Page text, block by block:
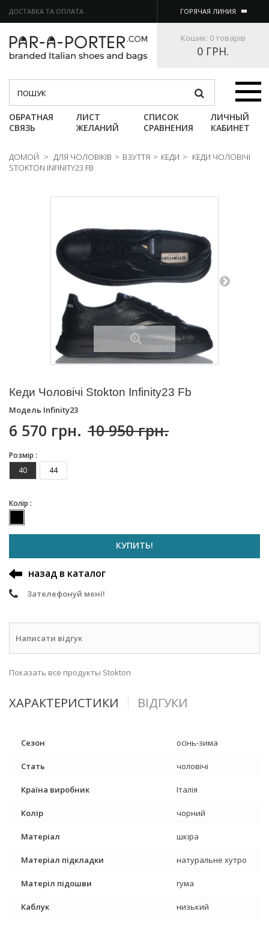
ДОСТАВКА ТА ОПЛАТА ГОРЯЧАЯ ЛИНИЯ
Кошик: 0 товарів
0 ГРН.
Категории
ОБРАТНАЯ
СВЯЗЬ
ЛИСТ
ЖЕЛАНИЙ
СПИСОК
СРАВНЕНИЯ
ЛИЧНЫЙ
КАБИНЕТ
ДОМОЙ > ДЛЯ ЧОЛОВІКІВ > ВЗУТТЯ > КЕДИ > КЕДИ ЧОЛОВІЧІ
STOKTON INFINITY23 FB
Кеди Чоловічі Stokton Infinity23 Fb
Модель Infinity23
6 570 грн. 10 950 грн.
Розмір :
40
44
Колір :
КУПИТЬ!
назад в каталог
Зателефонуй мені!
Написати відгук
Показать все продукты Stokton
ХАРАКТЕРИСТИКИ ВІДГУКИ
Сезон осінь-зима
Стать чоловічі
Країна виробник Італія
Колір чорний
Матеріал шкіра
Матеріал підкладки натуральне хутро
Матеріл підошви гума
Каблук низький